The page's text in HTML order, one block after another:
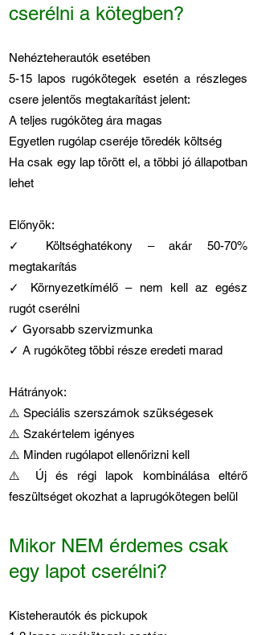
cserélni a kötegben?
Nehézteherautók esetében
5-15 lapos rugókötegek esetén a részleges
csere jelentős megtakarítást jelent:
A teljes rugóköteg ára magas
Egyetlen rugólap cseréje töredék költség
Ha csak egy lap törött el, a többi jó állapotban
lehet
Előnyök:
✓ Költséghatékony – akár 50-70%
megtakarítás
✓ Környezetkímélő – nem kell az egész
rugót cserélni
✓ Gyorsabb szervizmunka
✓ A rugóköteg többi része eredeti marad
Hátrányok:
⚠️ Speciális szerszámok szükségesek
⚠️ Szakértelem igényes
⚠️ Minden rugólapot ellenőrizni kell
⚠️ Új és régi lapok kombinálása eltérő
feszültséget okozhat a laprugókötegen belül
Mikor NEM érdemes csak
egy lapot cserélni?
Kisteherautók és pickupok